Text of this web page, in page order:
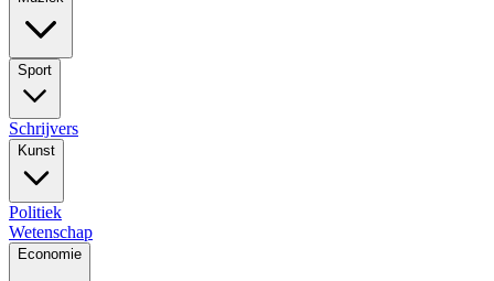
Sport
Schrijvers
Kunst
Politiek
Wetenschap
Economie